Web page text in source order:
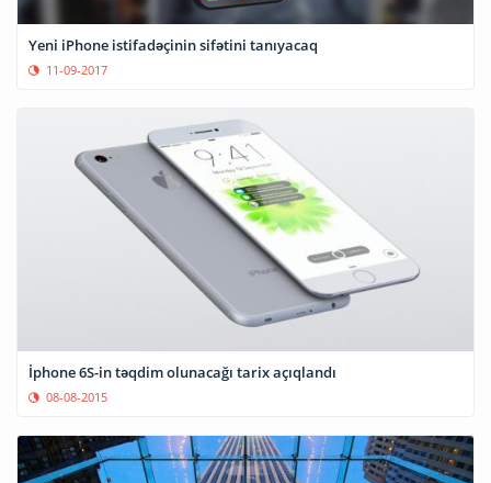
Yeni iPhone istifadəçinin sifətini tanıyacaq
11-09-2017
İphone 6S-in təqdim olunacağı tarix açıqlandı
08-08-2015